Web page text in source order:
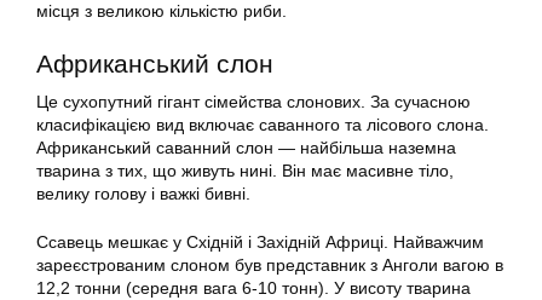
місця з великою кількістю риби.
Африканський слон
Це сухопутний гігант сімейства слонових. За сучасною
класифікацією вид включає саванного та лісового слона.
Африканський саванний слон — найбільша наземна
тварина з тих, що живуть нині. Він має масивне тіло,
велику голову і важкі бивні.
Ссавець мешкає у Східній і Західній Африці. Найважчим
зареєстрованим слоном був представник з Анголи вагою в
12,2 тонни (середня вага 6-10 тонн). У висоту тварина